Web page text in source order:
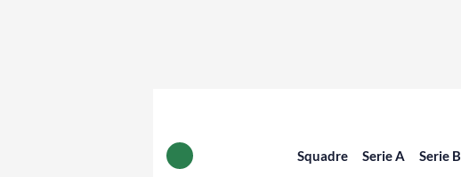
Squadre Serie A Serie B